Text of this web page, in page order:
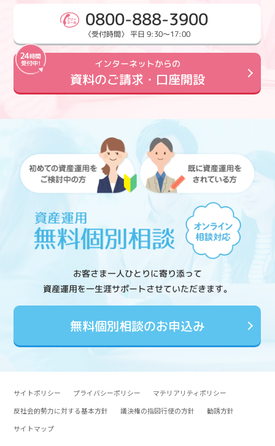
0800-888-3900
〈受付時間〉 平日 9:30～17:00
インターネットからの
資料のご請求・口座開設
お客さま一人ひとりに寄り添って
資産運用を一生涯サポートさせていただきます。
無料個別相談のお申込み
サイトポリシー プライバシーポリシー
マテリアリティポリシー
反社会的勢力に対する基本方針
議決権の指図行使の方針
勧誘方針
サイトマップ